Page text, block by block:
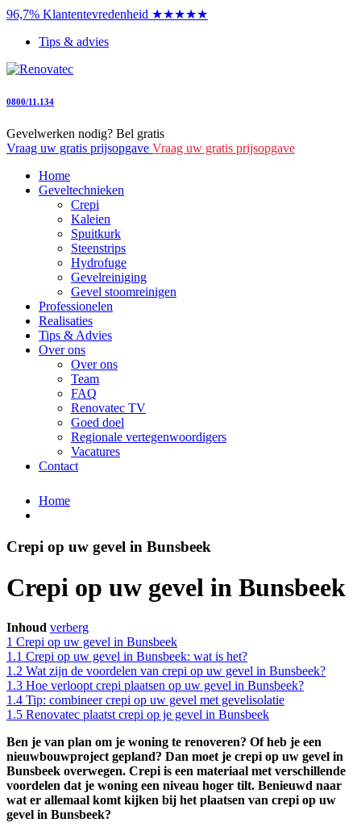
96,7% Klantentevredenheid ★★★★★
Tips & advies
0800/11.134
Gevelwerken nodig? Bel gratis
Vraag uw gratis prijsopgave Vraag uw gratis prijsopgave
Home
Geveltechnieken
Crepi
Kaleien
Spuitkurk
Steenstrips
Hydrofuge
Gevelreiniging
Gevel stoomreinigen
Professionelen
Realisaties
Tips & Advies
Over ons
Over ons
Team
FAQ
Renovatec TV
Goed doel
Regionale vertegenwoordigers
Vacatures
Contact
Home
Crepi op uw gevel in Bunsbeek
Crepi op uw gevel in Bunsbeek
Inhoud verberg
1 Crepi op uw gevel in Bunsbeek
1.1 Crepi op uw gevel in Bunsbeek: wat is het?
1.2 Wat zijn de voordelen van crepi op uw gevel in Bunsbeek?
1.3 Hoe verloopt crepi plaatsen op uw gevel in Bunsbeek?
1.4 Tip: combineer crepi op uw gevel met gevelisolatie
1.5 Renovatec plaatst crepi op je gevel in Bunsbeek
Ben je van plan om je woning te renoveren? Of heb je een
nieuwbouwproject gepland? Dan moet je crepi op uw gevel in
Bunsbeek overwegen. Crepi is een materiaal met verschillende
voordelen dat je woning een niveau hoger tilt. Benieuwd naar
wat er allemaal komt kijken bij het plaatsen van crepi op uw
gevel in Bunsbeek?